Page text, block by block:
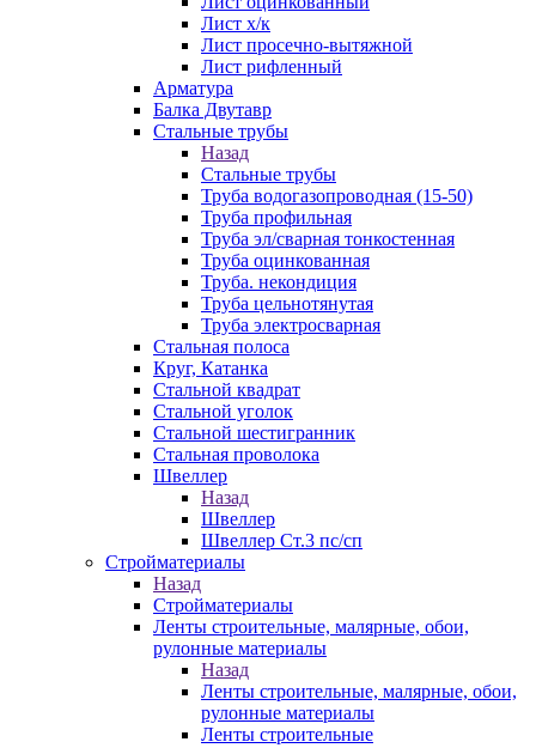
Лист х/к
Лист просечно-вытяжной
Лист рифленный
Арматура
Балка Двутавр
Стальные трубы
Назад
Стальные трубы
Труба водогазопроводная (15-50)
Труба профильная
Труба эл/сварная тонкостенная
Труба оцинкованная
Труба. некондиция
Труба цельнотянутая
Труба электросварная
Стальная полоса
Круг, Катанка
Стальной квадрат
Стальной уголок
Стальной шестигранник
Стальная проволока
Швеллер
Назад
Швеллер
Швеллер Ст.3 пс/сп
Стройматериалы
Назад
Стройматериалы
Ленты строительные, малярные, обои,
рулонные материалы
Назад
Ленты строительные, малярные, обои,
рулонные материалы
Ленты строительные